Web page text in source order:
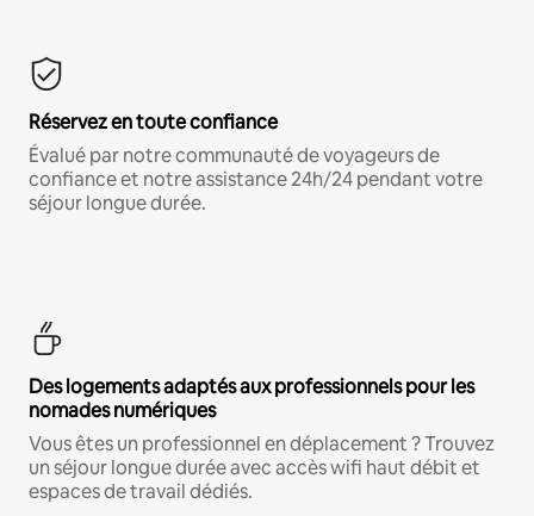
Réservez en toute confiance
Évalué par notre communauté de voyageurs de
confiance et notre assistance 24h/24 pendant votre
séjour longue durée.
Des logements adaptés aux professionnels pour les
nomades numériques
Vous êtes un professionnel en déplacement ? Trouvez
un séjour longue durée avec accès wifi haut débit et
espaces de travail dédiés.